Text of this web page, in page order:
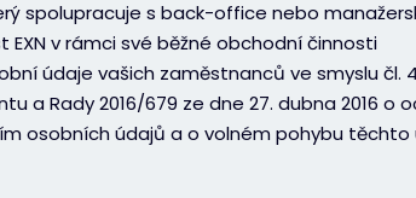
spolupracuje s back-office nebo
v rámci své běžné obchodní činnosti
údaje vašich zaměstnanců ve smyslu čl.
a Rady 2016/679 ze dne 27. dubna 2016 o
osobních údajů a o volném pohybu těchto